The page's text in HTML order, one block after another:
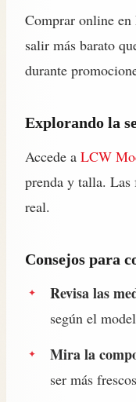
Comprar online
salir más barato
durante
Explorando la
Accede a LCW
prenda y talla. Las
real.
Consejos para
Revisa las
según el
Mira la
ser más